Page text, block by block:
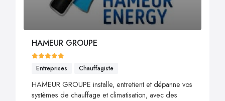
HAMEUR GROUPE
Entreprises Chauffagiste
HAMEUR GROUPE installe, entretient et dépanne vos
systèmes de chauffage et climatisation, avec des